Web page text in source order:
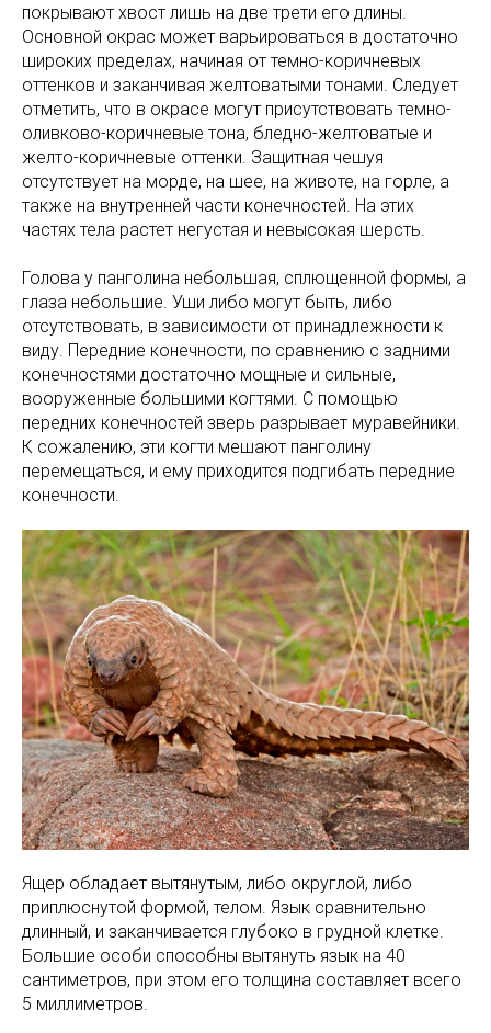
покрывают хвост лишь на две трети его длины.
Основной окрас может варьироваться в достаточно
широких пределах, начиная от темно-коричневых
оттенков и заканчивая желтоватыми тонами. Следует
отметить, что в окрасе могут присутствовать темно-
оливково-коричневые тона, бледно-желтоватые и
желто-коричневые оттенки. Защитная чешуя
отсутствует на морде, на шее, на животе, на горле, а
также на внутренней части конечностей. На этих
частях тела растет негустая и невысокая шерсть.
Голова у панголина небольшая, сплющенной формы, а
глаза небольшие. Уши либо могут быть, либо
отсутствовать, в зависимости от принадлежности к
виду. Передние конечности, по сравнению с задними
конечностями достаточно мощные и сильные,
вооруженные большими когтями. С помощью
передних конечностей зверь разрывает муравейники.
К сожалению, эти когти мешают панголину
перемещаться, и ему приходится подгибать передние
конечности.
Ящер обладает вытянутым, либо округлой, либо
приплюснутой формой, телом. Язык сравнительно
длинный, и заканчивается глубоко в грудной клетке.
Большие особи способны вытянуть язык на 40
сантиметров, при этом его толщина составляет всего
5 миллиметров.